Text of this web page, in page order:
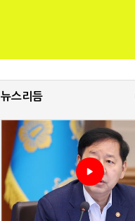
뉴스리듬